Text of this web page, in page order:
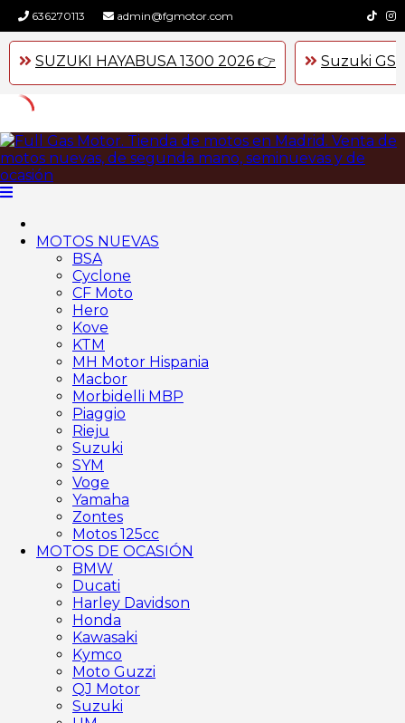
636270113 admin@fgmotor.com
SUZUKI HAYABUSA 1300 2026 👉 Suzuki
Skip
to
content
MOTOS NUEVAS
BSA
Cyclone
CF Moto
Hero
Kove
KTM
MH Motor Hispania
Macbor
Morbidelli MBP
Piaggio
Rieju
Suzuki
SYM
Voge
Yamaha
Zontes
Motos 125cc
MOTOS DE OCASIÓN
BMW
Ducati
Harley Davidson
Honda
Kawasaki
Kymco
Moto Guzzi
QJ Motor
Suzuki